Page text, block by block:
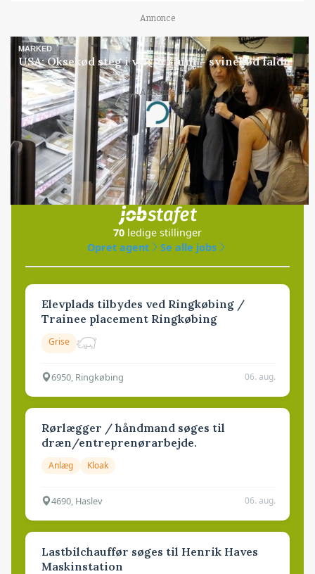
Annonce
MARKED
USA: Oksekød steg i værdi i juni – svinekød faldt
Annonce
Loading...
Jobs
i samarbejde med
70 ledige stillinger
Opret agent
Se alle jobs
Elevplads tilbydes ved Ringkøbing /
Trainee placement Ringkøbing
Grise
6950, Ringkøbing 06. aug.
Rørlægger / håndmand søges til
dræn/entreprenørarbejde.
Anlæg Kloak
4690, Haslev 06. aug.
Lastbilchauffør søges til Henrik Haves
Maskinstation